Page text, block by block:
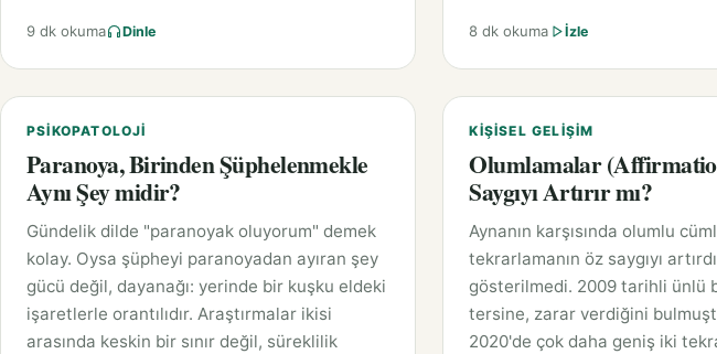
9 dk okuma Dinle 8 dk okuma İzle
PSIKOPATOLOJI
Paranoya, Birinden Şüphelenmekle
Aynı Şey midir?
Gündelik dilde "paranoyak oluyorum" demek
kolay. Oysa şüpheyi paranoyadan ayıran şey
gücü değil, dayanağı: yerinde bir kuşku eldeki
işaretlerle orantılıdır. Araştırmalar ikisi
arasında keskin bir sınır değil, süreklilik
KIŞISEL GELIŞIM
Olumlamalar
Saygıyı Artırır mı?
Aynanın karşısında olumlu
tekrarlamanın öz saygıyı
gösterilmedi. 2009 tarihli ünlü
tersine, zarar verdiğini
2020'de çok daha geniş iki